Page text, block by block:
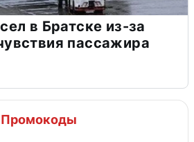
в Братске из-за
пассажира
Промокоды